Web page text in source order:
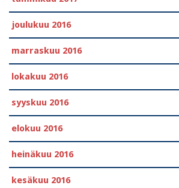
joulukuu 2016
marraskuu 2016
lokakuu 2016
syyskuu 2016
elokuu 2016
heinäkuu 2016
kesäkuu 2016